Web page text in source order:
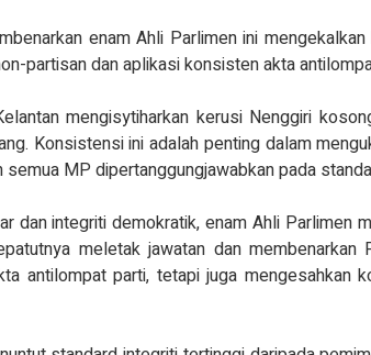
enam Ahli Parlimen ini
partisan dan aplikasi konsisten akta
mengisytiharkan kerusi Nenggiri
Konsistensi ini adalah penting dalam
MP dipertanggungjawabkan pada
dan integriti demokratik, enam Ahli Parlimen
meletak jawatan dan membenarkan
antilompat parti, tetapi juga mengesahkan